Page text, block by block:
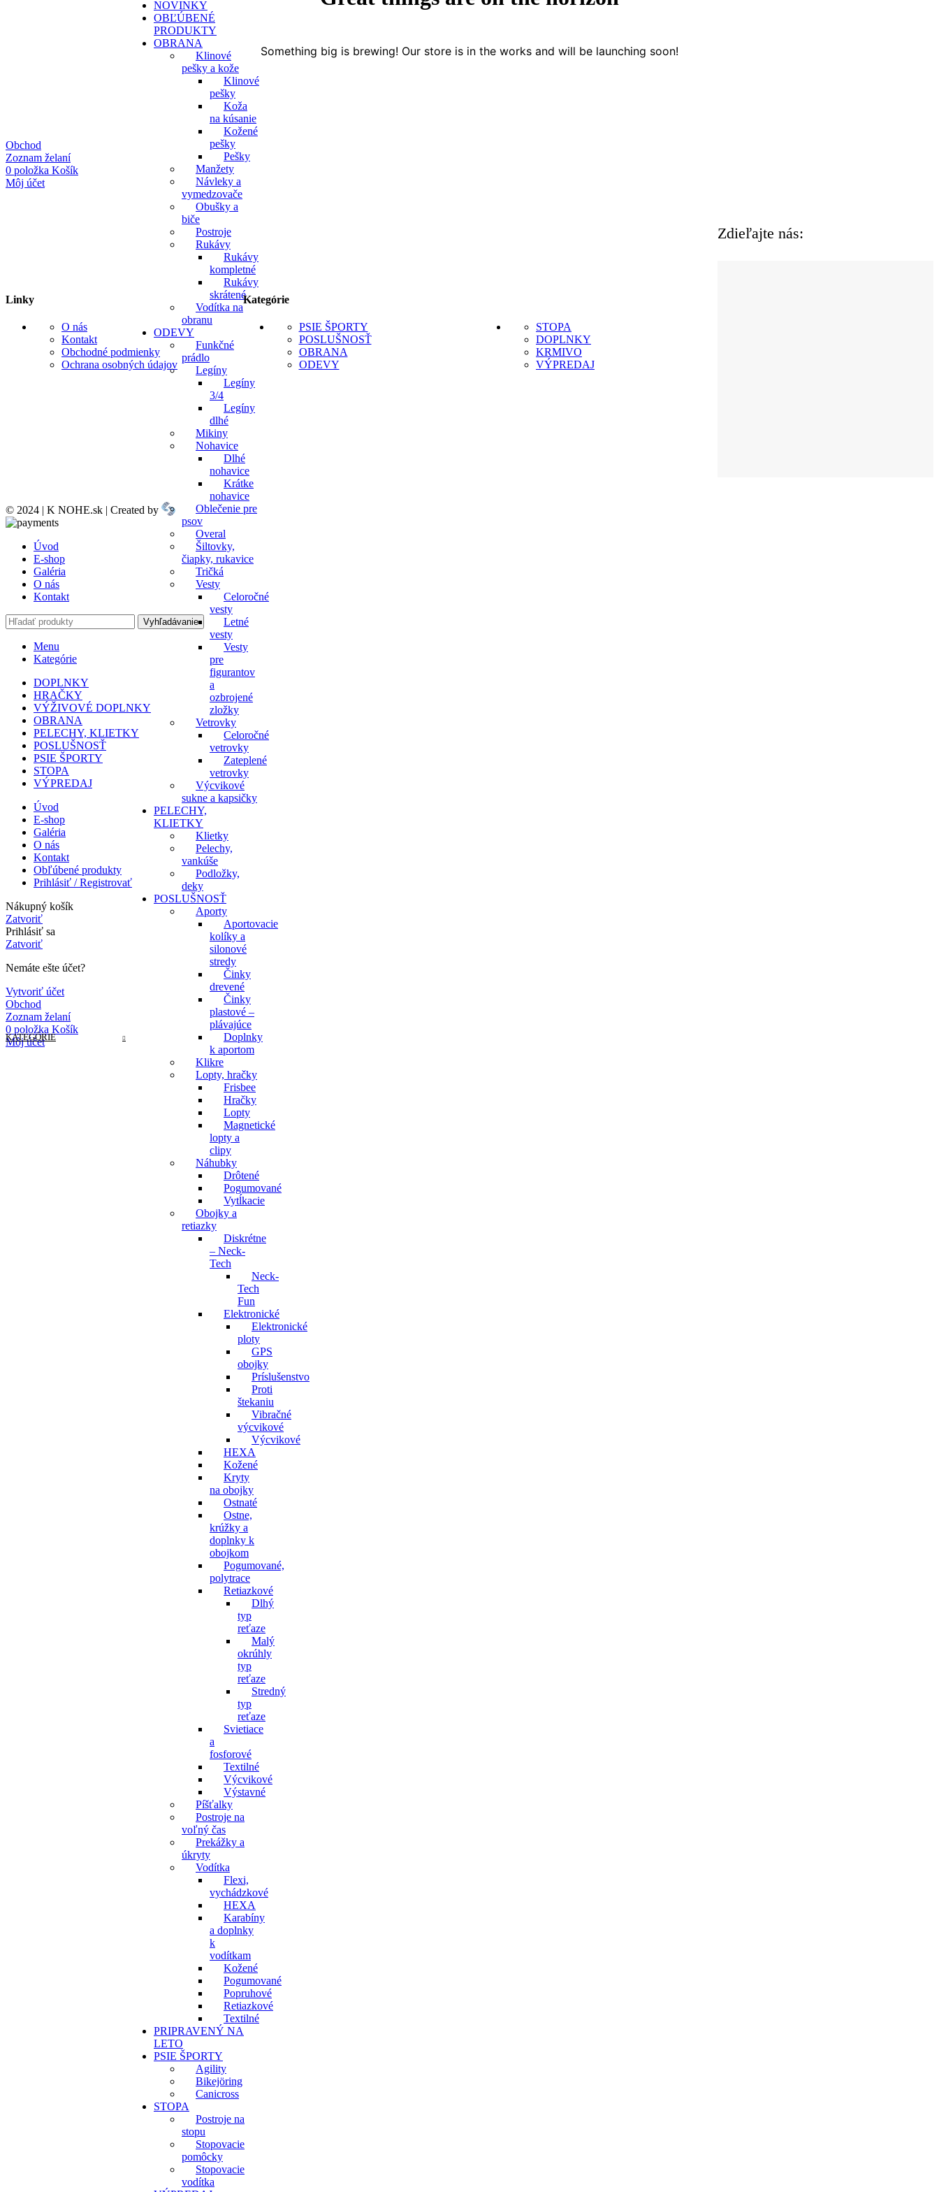
KATEGÓRIE
NOVINKY
OBĽÚBENÉ
PRODUKTY
OBRANA
Klinové
pešky a kože
Klinové
pešky
Koža
na kúsanie
Kožené
pešky
Pešky
Manžety
Návleky a
vymedzovače
Obušky a
biče
Postroje
Rukávy
Rukávy
kompletné
Rukávy
skrátené
Vodítka na
obranu
ODEVY
Funkčné
prádlo
Legíny
Legíny
3/4
Legíny
dlhé
Mikiny
Nohavice
Dlhé
nohavice
Krátke
nohavice
Oblečenie pre
psov
Overal
Šiltovky,
čiapky, rukavice
Tričká
Vesty
Celoročné
vesty
Letné
vesty
Vesty
pre
figurantov
a
ozbrojené
zložky
Vetrovky
Celoročné
vetrovky
Zateplené
vetrovky
Výcvikové
sukne a kapsičky
PELECHY,
KLIETKY
Klietky
Pelechy,
vankúše
Podložky,
deky
POSLUŠNOSŤ
Aporty
Aportovacie
kolíky a
silonové
stredy
Činky
drevené
Činky
plastové –
plávajúce
Doplnky
k aportom
Klikre
Lopty, hračky
Frisbee
Hračky
Lopty
Magnetické
lopty a
clipy
Náhubky
Drôtené
Pogumované
Vytĺkacie
Obojky a
retiazky
Diskrétne
– Neck-
Tech
Neck-
Tech
Fun
Elektronické
Elektronické
ploty
GPS
obojky
Príslušenstvo
Proti
štekaniu
Vibračné
výcvikové
Výcvikové
HEXA
Kožené
Kryty
na obojky
Ostnaté
Ostne,
krúžky a
doplnky k
obojkom
Pogumované,
polytrace
Retiazkové
Dlhý
typ
reťaze
Malý
okrúhly
typ
reťaze
Stredný
typ
reťaze
Svietiace
a
fosforové
Textilné
Výcvikové
Výstavné
Píšťalky
Postroje na
voľný čas
Prekážky a
úkryty
Vodítka
Flexi,
vychádzkové
HEXA
Karabíny
a doplnky
k
vodítkam
Kožené
Pogumované
Popruhové
Retiazkové
Textilné
PRIPRAVENÝ NA
LETO
PSIE ŠPORTY
Agility
Bikejöring
Canicross
STOPA
Postroje na
stopu
Stopovacie
pomôcky
Stopovacie
vodítka
Something big is brewing! Our store is in the works and will be launching soon!
Obchod
Zoznam želaní
0 položka Košík
Môj účet
Linky
O nás
Kontakt
Obchodné podmienky
Ochrana osobných údajov
Kategórie
PSIE ŠPORTY
POSLUŠNOSŤ
OBRANA
ODEVY
STOPA
DOPLNKY
KRMIVO
VÝPREDAJ
Zdieľajte nás:
© 2024 | K NOHE.sk | Created by
Úvod
E-shop
Galéria
O nás
Kontakt
Vyhľadávanie
Menu
Kategórie
DOPLNKY
HRAČKY
VÝŽIVOVÉ DOPLNKY
OBRANA
PELECHY, KLIETKY
POSLUŠNOSŤ
PSIE ŠPORTY
STOPA
VÝPREDAJ
Úvod
E-shop
Galéria
O nás
Kontakt
Obľúbené produkty
Prihlásiť / Registrovať
Nákupný košík
Zatvoriť
Prihlásiť sa
Zatvoriť
Nemáte ešte účet?
Vytvoriť účet
Obchod
Zoznam želaní
0 položka Košík
Môj účet